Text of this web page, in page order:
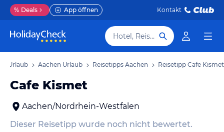
% Deals App öffnen Kontakt
Hotel, Reiseziel
Urlaub Aachen Urlaub Reisetipps Aachen Reisetipp Cafe Kismet
Cafe Kismet
Aachen/Nordrhein-Westfalen
Dieser Reisetipp wurde noch nicht bewertet.